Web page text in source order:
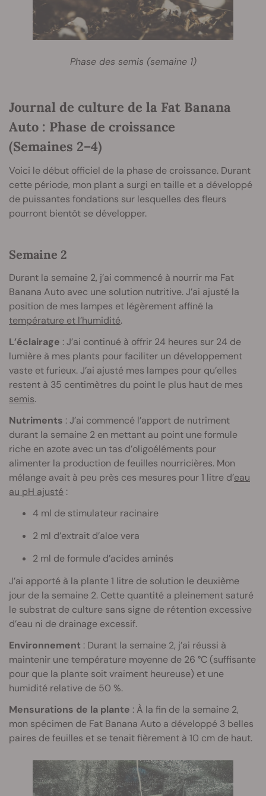
Phase des semis (semaine 1)
Journal de culture de la Fat Banana
Auto : Phase de croissance
(Semaines 2–4)
Voici le début officiel de la phase de croissance. Durant
cette période, mon plant a surgi en taille et a développé
de puissantes fondations sur lesquelles des fleurs
pourront bientôt se développer.
Semaine 2
Durant la semaine 2, j’ai commencé à nourrir ma Fat
Banana Auto avec une solution nutritive. J’ai ajusté la
position de mes lampes et légèrement affiné la
température et l’humidité.
L’éclairage : J’ai continué à offrir 24 heures sur 24 de
lumière à mes plants pour faciliter un développement
vaste et furieux. J’ai ajusté mes lampes pour qu’elles
restent à 35 centimètres du point le plus haut de mes
semis.
Nutriments : J’ai commencé l’apport de nutriment
durant la semaine 2 en mettant au point une formule
riche en azote avec un tas d’oligoéléments pour
alimenter la production de feuilles nourricières. Mon
mélange avait à peu près ces mesures pour 1 litre d’eau
au pH ajusté :
4 ml de stimulateur racinaire
2 ml d’extrait d’aloe vera
2 ml de formule d’acides aminés
J’ai apporté à la plante 1 litre de solution le deuxième
jour de la semaine 2. Cette quantité a pleinement saturé
le substrat de culture sans signe de rétention excessive
d’eau ni de drainage excessif.
Environnement : Durant la semaine 2, j’ai réussi à
maintenir une température moyenne de 26 °C (suffisante
pour que la plante soit vraiment heureuse) et une
humidité relative de 50 %.
Mensurations de la plante : À la fin de la semaine 2,
mon spécimen de Fat Banana Auto a développé 3 belles
paires de feuilles et se tenait fièrement à 10 cm de haut.